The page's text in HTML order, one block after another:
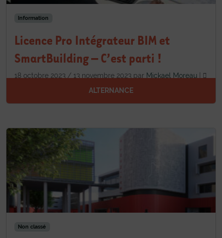
Information
Licence Pro Intégrateur BIM et
SmartBuilding – C’est parti !
18 octobre 2023 / 13 novembre 2023 par Mickael Moreau
Laisser un commentaire
ALTERNANCE
Non classé